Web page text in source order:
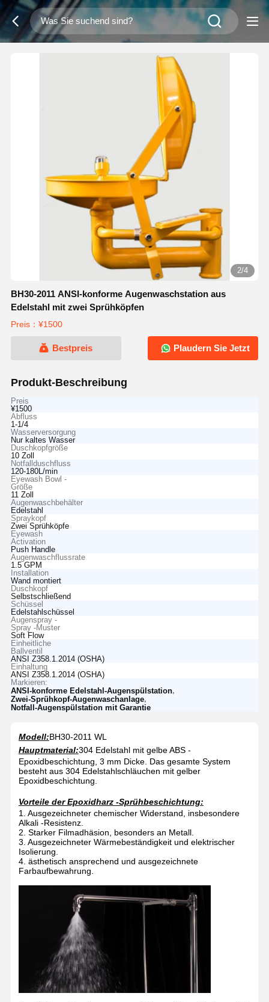
2/4
BH30-2011 ANSI-konforme Augenwaschstation aus
Edelstahl mit zwei Sprühköpfen
Preis：¥1500
Bestpreis Plaudern Sie Jetzt
Produkt-Beschreibung
Preis
¥1500
Abfluss
1-1/4
Wasserversorgung
Nur kaltes Wasser
Duschkopfgröße
10 Zoll
Notfallduschfluss
120-180L/min
Eyewash Bowl -
Größe
11 Zoll
Augenwaschbehälter
Edelstahl
Spraykopf
Zwei Sprühköpfe
Eyewash
Activation
Push Handle
Augenwaschflussrate
1.5 GPM
Installation
Wand montiert
Duschkopf
Selbstschließend
Schüssel
Edelstahlschüssel
Augenspray -
Spray -Muster
Soft Flow
Einheitliche
Ballventil
ANSI Z358.1.2014 (OSHA)
Einhaltung
ANSI Z358.1.2014 (OSHA)
Markieren:
ANSI-konforme Edelstahl-Augenspülstation,
Zwei-Sprühkopf-Augenwaschanlage,
Notfall-Augenspülstation mit Garantie
Modell:BH30-2011 WL
Hauptmaterial:304 Edelstahl mit gelbe ABS -
Epoxidbeschichtung, 3 mm Dicke. Das gesamte System
besteht aus 304 Edelstahlschläuchen mit gelber
Epoxidbeschichtung.
Vorteile der Epoxidharz -Sprühbeschichtung:
1. Ausgezeichneter chemischer Widerstand, insbesondere
Alkali -Resistenz.
2. Starker Filmadhäsion, besonders an Metall.
3. Ausgezeichneter Wärmebeständigkeit und elektrischer
Isolierung.
4. ästhetisch ansprechend und ausgezeichnete
Farbaufbewahrung.